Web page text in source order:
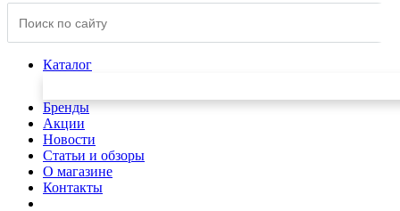
Каталог
Бренды
Акции
Новости
Статьи и обзоры
О магазине
Контакты